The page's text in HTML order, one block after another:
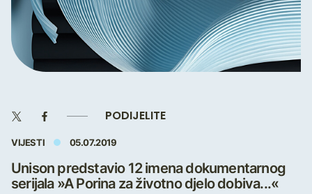
PODIJELITE
VIJESTI 05.07.2019
Unison predstavio 12 imena dokumentarnog
serijala »A Porina za životno djelo dobiva...«